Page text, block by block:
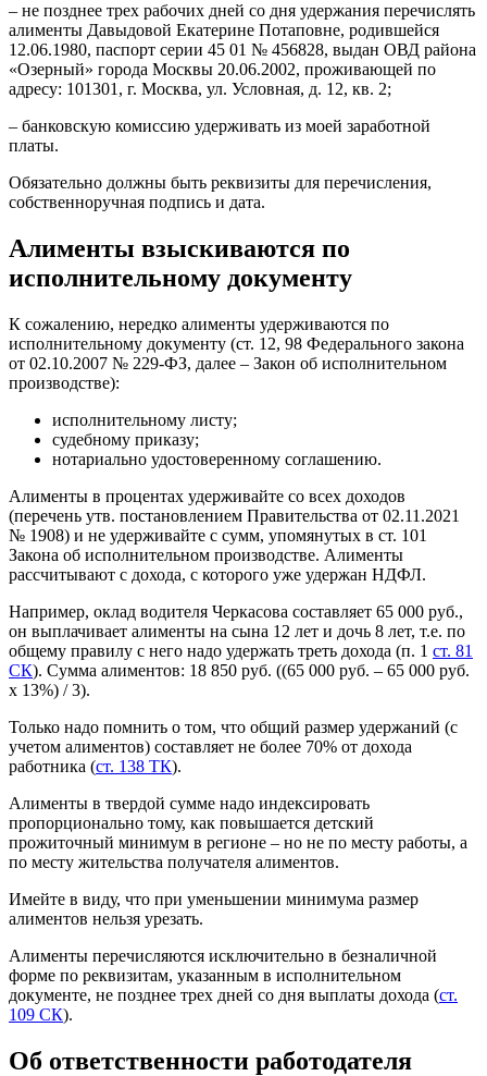
– не позднее трех рабочих дней со дня удержания перечислять
алименты Давыдовой Екатерине Потаповне, родившейся
12.06.1980, паспорт серии 45 01 № 456828, выдан ОВД района
«Озерный» города Москвы 20.06.2002, проживающей по
адресу: 101301, г. Москва, ул. Условная, д. 12, кв. 2;
– банковскую комиссию удерживать из моей заработной
платы.
Обязательно должны быть реквизиты для перечисления,
собственноручная подпись и дата.
Алименты взыскиваются по
исполнительному документу
К сожалению, нередко алименты удерживаются по
исполнительному документу (ст. 12, 98 Федерального закона
от 02.10.2007 № 229-ФЗ, далее – Закон об исполнительном
производстве):
исполнительному листу;
судебному приказу;
нотариально удостоверенному соглашению.
Алименты в процентах удерживайте со всех доходов
(перечень утв. постановлением Правительства от 02.11.2021
№ 1908) и не удерживайте с сумм, упомянутых в ст. 101
Закона об исполнительном производстве. Алименты
рассчитывают с дохода, с которого уже удержан НДФЛ.
Например, оклад водителя Черкасова составляет 65 000 руб.,
он выплачивает алименты на сына 12 лет и дочь 8 лет, т.е. по
общему правилу с него надо удержать треть дохода (п. 1 ст. 81
СК). Сумма алиментов: 18 850 руб. ((65 000 руб. – 65 000 руб.
x 13%) / 3).
Только надо помнить о том, что общий размер удержаний (с
учетом алиментов) составляет не более 70% от дохода
работника (ст. 138 ТК).
Алименты в твердой сумме надо индексировать
пропорционально тому, как повышается детский
прожиточный минимум в регионе – но не по месту работы, а
по месту жительства получателя алиментов.
Имейте в виду, что при уменьшении минимума размер
алиментов нельзя урезать.
Алименты перечисляются исключительно в безналичной
форме по реквизитам, указанным в исполнительном
документе, не позднее трех дней со дня выплаты дохода (ст.
109 СК).
Об ответственности работодателя